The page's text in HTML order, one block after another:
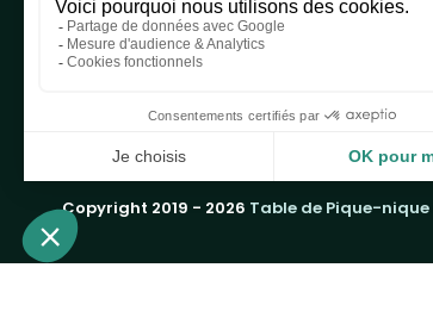
principalement adressée aux collectvités, aux
entreprises privées et publiques et au
associations.
Infos et contact au04 86 84 05 81
Copyright 2019 - 2026 Table de Pique-nique